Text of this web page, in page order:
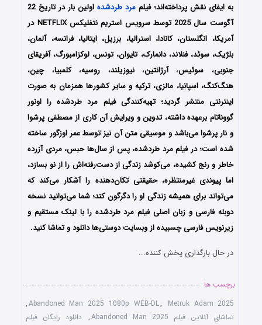
به ایفای نقش پرداخته‌اند؛ فیلم مرد طردشده
اولین بار در تاریخ 22
آگوست سال 2025 توسط سرویس استریم نتفلیکس NETFLIX در
آمریکا، انگلستان، کانادا، استرالیا، برزیل، ایتالیا، فرانسه، آلمان،
بلژیک، سوئد، فنلاند، دانمارک، تایوان، تونس، لوکزامبورگ، آفریقای
جنوبی، سوئیس، آرژانتین، نیوزیلند، روسیه، کلمبیا، چین،
هنگ‌کنگ، اسپانیا، مالزی، ترکیه و سایر کشورها همزمان به صورت
اینترنتی منتشر گردید؛ تهیه‌کنندگی فیلم مرد طردشده را اونور
گووناتام برعهده داشته، تدوین و ویرایش آن کاری از مصطفی پرشوا
و نار پرشوا می‌باشد و موسیقی متن آن نیز توسط عمر اوزگور ساخته
شده است؛ در فیلم مرد طردشده، پس از سال‌ها حبس، مردی آزرده‌
خاطر و رنج کشیده، می‌کوشد زندگی از دست‌رفته‌اش را از نو بسازد،
اما پیوندی غیرمنتظره، حقیقتی تکان‌دهنده را آشکار می‌کند که
می‌تواند برای همیشه زندگی او را دگرگون کند؛ شما می‌توانید نسخه
دوبله فارسی و زبان اصلی فیلم مرد طردشده را با ‌لینک مستقیم و
زیرنویس فارسی چسبیده از وبسایت دوستی‌ها دانلود و تماشا کنید.
در حال بارگذاری پخش کننده...
برچسب ها
Abandoned Man 2025 1080p WEB-DL, Metruk Adam 2025
,
تماشای آنلاین فیلم Abandoned Man 2025
, دانلود رایگان فیلم